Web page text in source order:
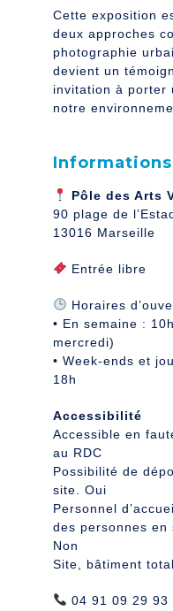
Cette exposition
deux approches
photographie
devient un
invitation à porter
notre
Pôle des Arts
90 plage de
13016 Marseille
Entrée libre
Horaires
• En semaine :
mercredi)
• Week-ends et
18h
Accessibilité
Accessible en
au RDC
Possibilité de
site. Oui
Personnel
des personnes en
Non
Site, bâtiment
04 91 09 29 93